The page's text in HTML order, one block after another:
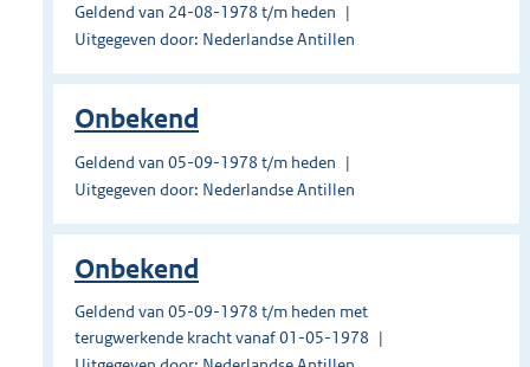
Geldend van 24-08-1978 t/m heden
Uitgegeven door: Nederlandse Antillen
Onbekend
Geldend van 05-09-1978 t/m heden
Uitgegeven door: Nederlandse Antillen
Onbekend
Geldend van 05-09-1978 t/m heden met
terugwerkende kracht vanaf 01-05-1978